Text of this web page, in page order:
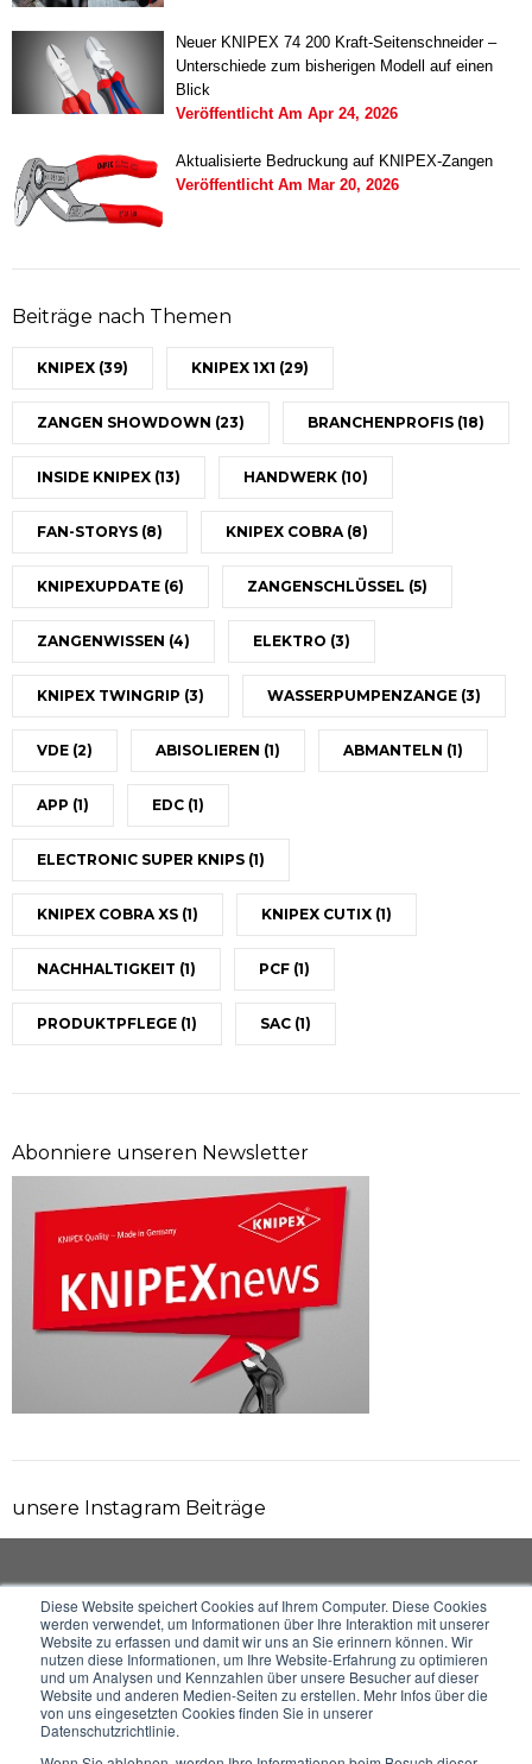
Diese Website speichert Cookies auf Ihrem Computer. Diese Cookies
werden verwendet, um Informationen über Ihre Interaktion mit unserer
Website zu erfassen und damit wir uns an Sie erinnern können. Wir
nutzen diese Informationen, um Ihre Website-Erfahrung zu optimieren
und um Analysen und Kennzahlen über unsere Besucher auf dieser
Website und anderen Medien-Seiten zu erstellen. Mehr Infos über die
von uns eingesetzten Cookies finden Sie in unserer
Datenschutzrichtlinie.
Neuer KNIPEX 74 200 Kraft-Seitenschneider –
Unterschiede zum bisherigen Modell auf einen
Blick
Veröffentlicht Am Apr 24, 2026
Aktualisierte Bedruckung auf KNIPEX-Zangen
Veröffentlicht Am Mar 20, 2026
Beiträge nach Themen
KNIPEX (39) KNIPEX 1X1 (29)
ZANGEN SHOWDOWN (23) BRANCHENPROFIS (18)
INSIDE KNIPEX (13) HANDWERK (10)
FAN-STORYS (8) KNIPEX COBRA (8)
KNIPEXUPDATE (6) ZANGENSCHLÜSSEL (5)
ZANGENWISSEN (4) ELEKTRO (3)
KNIPEX TWINGRIP (3) WASSERPUMPENZANGE (3)
VDE (2) ABISOLIEREN (1) ABMANTELN (1)
APP (1) EDC (1)
ELECTRONIC SUPER KNIPS (1)
KNIPEX COBRA XS (1) KNIPEX CUTIX (1)
NACHHALTIGKEIT (1) PCF (1)
PRODUKTPFLEGE (1) SAC (1)
Abonniere unseren Newsletter
unsere Instagram Beiträge
Impressum Datenschutz